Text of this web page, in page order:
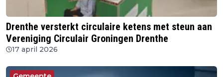
Drenthe versterkt circulaire ketens met steun aan
Vereniging Circulair Groningen Drenthe
17 april 2026